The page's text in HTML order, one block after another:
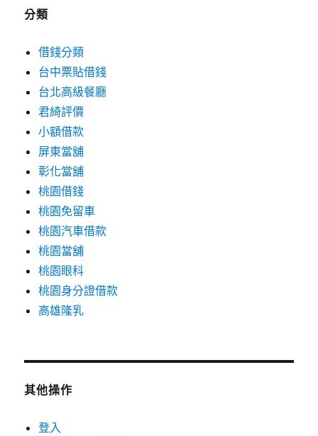
分類
借錢分類
台中票貼借錢
台北高級餐廳
君綺評價
小額借款
屏東當舖
彰化當舖
桃園借錢
桃園免留車
桃園汽車借款
桃園當舖
桃園眼科
桃園身分證借款
高雄隆乳
其他操作
登入